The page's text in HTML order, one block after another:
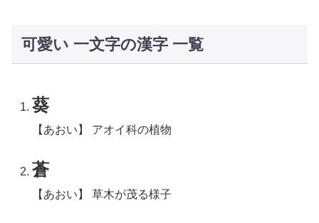
可愛い 一文字の漢字 一覧
葵
【あおい】 アオイ科の植物
蒼
【あおい】 草木が茂る様子